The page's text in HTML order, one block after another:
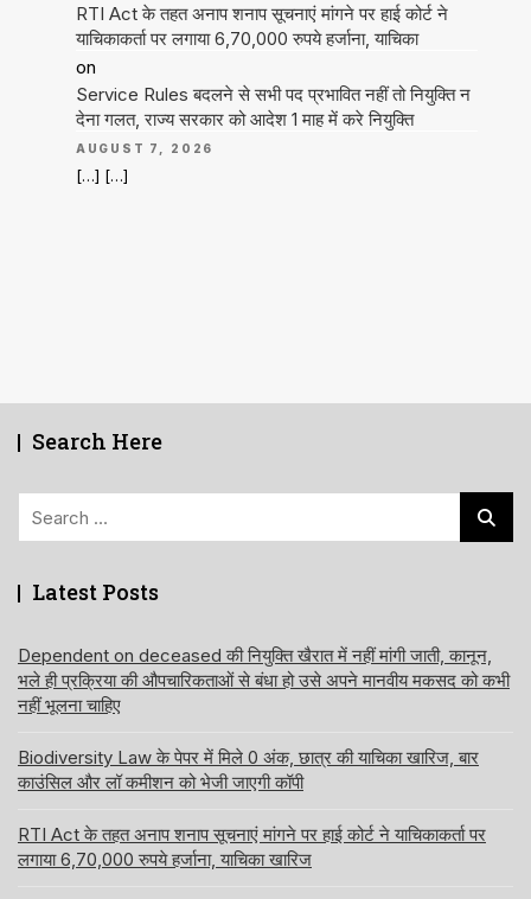
RTI Act के तहत अनाप शनाप सूचनाएं मांगने पर हाई कोर्ट ने
याचिकाकर्ता पर लगाया 6,70,000 रुपये हर्जाना, याचिका
on
Service Rules बदलने से सभी पद प्रभावित नहीं तो नियुक्ति न
देना गलत, राज्य सरकार को आदेश 1 माह में करे नियुक्ति
AUGUST 7, 2026
[…] […]
Search Here
Latest Posts
Dependent on deceased की नियुक्ति खैरात में नहीं मांगी जाती, कानून,
भले ही प्रक्रिया की औपचारिकताओं से बंधा हो उसे अपने मानवीय मकसद को कभी
नहीं भूलना चाहिए
Biodiversity Law के पेपर में मिले 0 अंक, छात्र की याचिका खारिज, बार
काउंसिल और लॉ कमीशन को भेजी जाएगी कॉपी
RTI Act के तहत अनाप शनाप सूचनाएं मांगने पर हाई कोर्ट ने याचिकाकर्ता पर
लगाया 6,70,000 रुपये हर्जाना, याचिका खारिज